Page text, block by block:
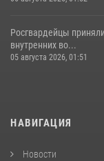
Росгвардейцы
внутренних во...
05 августа 2026, 01:51
НАВИГАЦИЯ
Новости